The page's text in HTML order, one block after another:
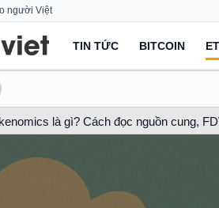
người Việt
TIN TỨC BITCOIN
là gì? Cách đọc nguồn cung,